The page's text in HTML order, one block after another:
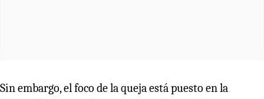
Sin embargo, el foco de la queja está puesto en la